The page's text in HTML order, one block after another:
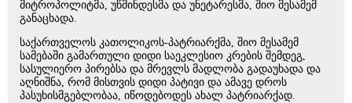
მიტროპოლიტმა, უწმინდესმა და უნეტარესმა, შიო მესამემ
განაცხადა.
საქართველოს კათოლიკოს-პატრიარქმა, შიო მესამემ
სამებაში გამართული დიდი საეკლესიო კრების შემდეგ,
სასულიერო პირებსა და მრევლს მადლობა გადაუხადა და
აღნიშნა, რომ მისთვის დიდი პატივი და ამავე დროს
პასუხისმგებლობაა, იწოდებოდეს ახალ პატრიარქად.